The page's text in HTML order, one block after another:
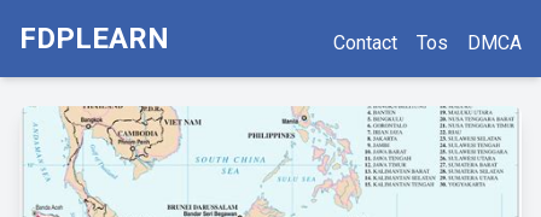
FDPLEARN Contact Tos DMCA